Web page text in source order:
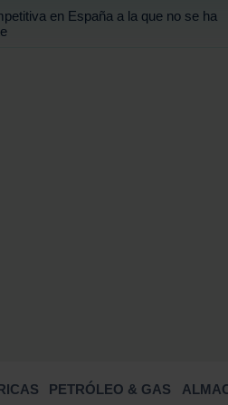
en España a la que no se ha
PETRÓLEO & GAS
BUSCAR